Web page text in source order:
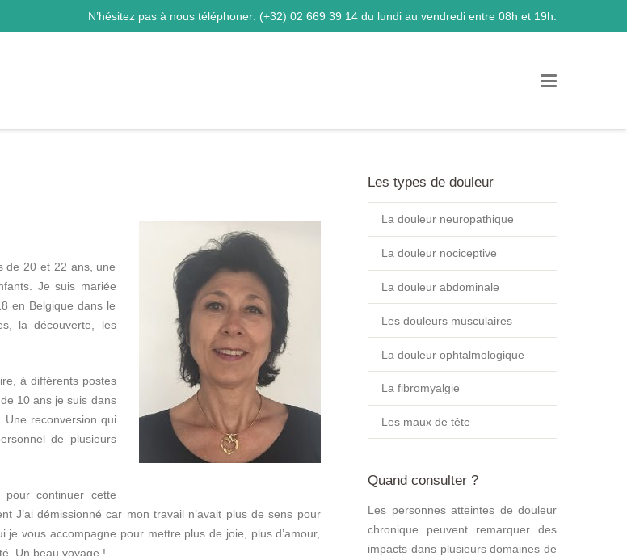
N’hésitez pas à nous téléphoner: (+32) 02 669 39 14 du lundi au vendredi entre 08h et 19h.
de 20 et 22 ans, une
Je suis mariée
en Belgique dans le
la découverte, les
à différents postes
10 ans je suis dans
Une reconversion qui
de plusieurs
continuer cette
J’ai démissionné car mon travail n’avait plus de sens pour
vous accompagne pour mettre plus de joie, plus d’amour,
Un beau voyage !
Les types de douleur
La douleur neuropathique
La douleur nociceptive
La douleur abdominale
Les douleurs musculaires
La douleur ophtalmologique
La fibromyalgie
Les maux de tête
Quand consulter ?
Les personnes atteintes de douleur
chronique peuvent remarquer des
impacts dans plusieurs domaines de